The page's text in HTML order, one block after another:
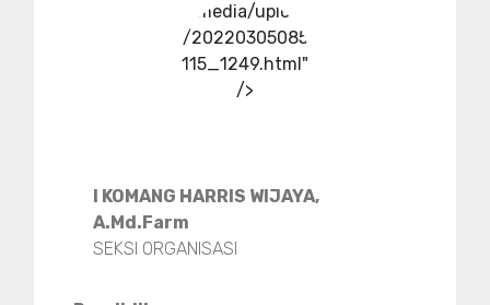
../media/upload
/20220305085
115_1249.html"
/>
I KOMANG HARRIS WIJAYA,
A.Md.Farm
SEKSI ORGANISASI